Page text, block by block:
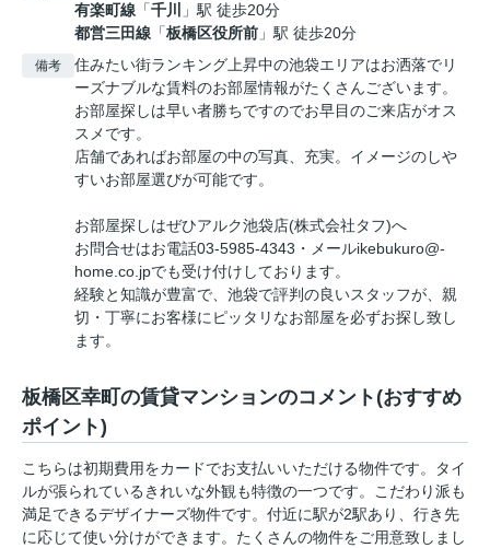
有楽町線 「千川
」駅 徒歩20分
都営三田線 「板橋区役所前 」駅 徒歩20分
備考
住みたい街ランキング上昇中の池袋エリアはお洒落でリ
ーズナブルな賃料のお部屋情報がたくさんございます。
お部屋探しは早い者勝ちですのでお早目のご来店がオス
スメです。
店舗であればお部屋の中の写真、充実。イメージのしや
すいお部屋選びが可能です。
お部屋探しはぜひアルク池袋店(株式会社タフ)へ
お問合せはお電話03-5985-4343・メールikebukuro@-
home.co.jpでも受け付けしております。
経験と知識が豊富で、池袋で評判の良いスタッフが、親
切・丁寧にお客様にピッタリなお部屋を必ずお探し致し
ます。
板橋区幸町の賃貸マンションのコメント(おすすめ
ポイント)
こちらは初期費用をカードでお支払いいただける物件です。タイ
ルが張られているきれいな外観も特徴の一つです。こだわり派も
満足できるデザイナーズ物件です。付近に駅が2駅あり、行き先
に応じて使い分けができます。たくさんの物件をご用意致しまし